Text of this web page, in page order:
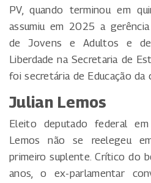
PV, quando terminou em
assumiu em 2025 a
de Jovens e Adultos e de
Liberdade na Secretaria de
foi secretária de Educação da
Julian Lemos
Eleito deputado federal
Lemos não se reelegeu
primeiro suplente. Crítico do
anos, o ex-parlamentar